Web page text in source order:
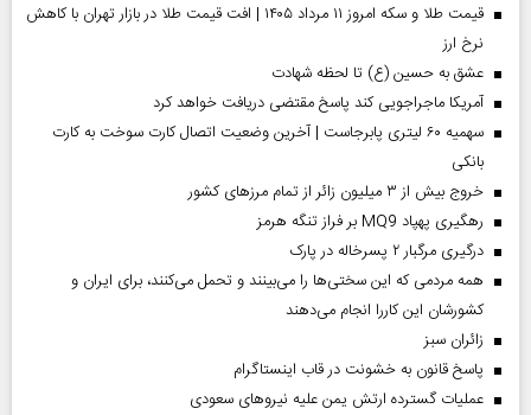
قیمت طلا و سکه امروز ۱۱ مرداد ۱۴۰۵ | افت قیمت طلا در بازار تهران با کاهش
نرخ ارز
عشق به حسین (ع) تا لحظه شهادت
آمریکا ماجراجویی کند پاسخ مقتضی دریافت خواهد کرد
سهمیه ۶۰ لیتری پابرجاست | آخرین وضعیت اتصال کارت سوخت به کارت
بانکی
خروج بیش از ۳ میلیون زائر از تمام مرز‌های کشور
رهگیری پهپاد MQ9 بر فراز تنگه هرمز
درگیری مرگبار ۲ پسرخاله در پارک
همه مردمی که این سختی‌ها را می‌بینند و تحمل می‌کنند، برای ایران و
کشورشان این کاررا انجام می‌دهند
‌زائران سبز
پاسخ قانون به خشونت در قاب اینستاگرام
عملیات گسترده ارتش یمن علیه نیروهای سعودی